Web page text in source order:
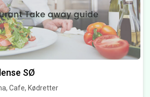
SØ
Cafe, Kødretter